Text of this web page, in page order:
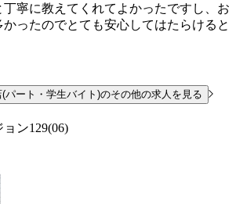
寧に教えてくれてよかったですし、お
ったのでとても安心してはたらけると
パート・学生バイト)のその他の求人を見る
ン129(06)